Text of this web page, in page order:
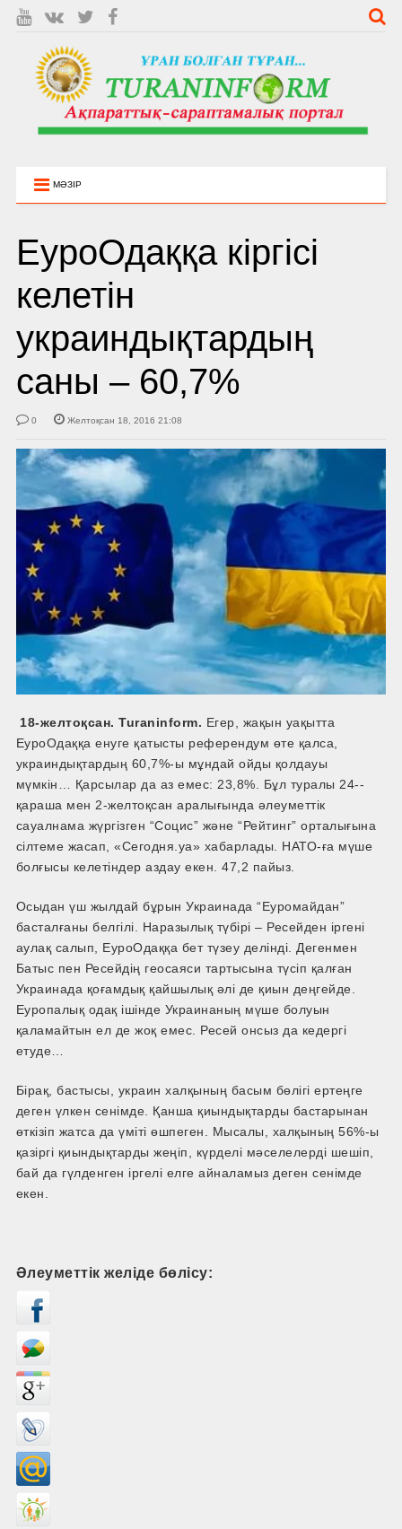
МӘЗІР
ЕуроОдаққа кіргісі
келетін
украиндықтардың
саны – 60,7%
0 Желтоқсан 18, 2016 21:08
18-желтоқсан. Turaninform. Егер, жақын уақытта
ЕуроОдаққа енуге қатысты референдум өте қалса,
украиндықтардың 60,7%­-ы мұндай ойды қолдауы
мүмкін… Қарсылар да аз емес: 23,8%. Бұл туралы 24-­
қараша мен 2-­желтоқсан аралығында әлеуметтік
сауалнама жүргізген “Социс” және “Рейтинг” орталығына
сілтеме жасап, «Сегодня.уа» хабарлады. НАТО-­ға мүше
болғысы келетіндер аздау екен. 47,2 пайыз.
Осыдан үш жылдай бұрын Украинада “Еуромайдан”
басталғаны белгілі. Наразылық түбірі – Ресейден іргені
аулақ салып, ЕуроОдаққа бет түзеу делінді. Дегенмен
Батыс пен Ресейдің геосаяси тартысына түсіп қалған
Украинада қоғамдық қайшылық әлі де қиын деңгейде.
Еуропалық одақ ішінде Украинаның мүше болуын
қаламайтын ел де жоқ емес. Ресей онсыз да кедергі
етуде…
Бірақ, бастысы, украин халқының басым бөлігі ертеңге
деген үлкен сенімде. Қанша қиындықтарды бастарынан
өткізіп жатса да үміті өшпеген. Мысалы, халқының 56%-ы
қазіргі қиындықтарды жеңіп, күрделі мәселелерді шешіп,
бай да гүлденген іргелі елге айналамыз деген сенімде
екен.
Әлеуметтік желіде бөлісу: